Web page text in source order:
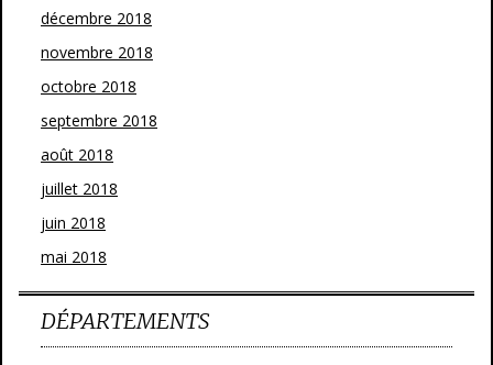
décembre 2018
novembre 2018
octobre 2018
septembre 2018
août 2018
juillet 2018
juin 2018
mai 2018
DÉPARTEMENTS